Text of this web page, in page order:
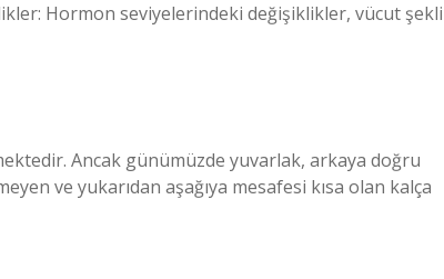
Hormon seviyelerindeki değişiklikler, vücut şekli
Ancak günümüzde yuvarlak, arkaya doğru
ve yukarıdan aşağıya mesafesi kısa olan kalça